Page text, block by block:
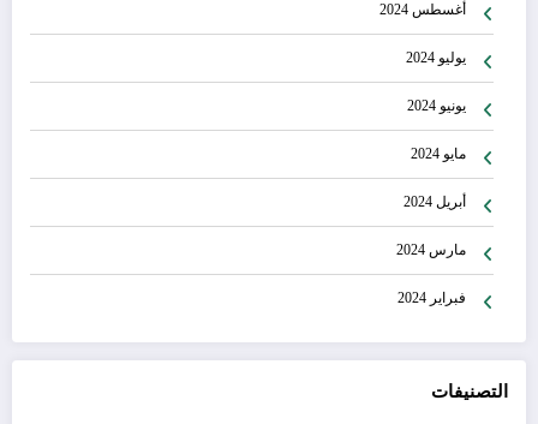
أغسطس 2024
يوليو 2024
يونيو 2024
مايو 2024
أبريل 2024
مارس 2024
فبراير 2024
التصنيفات